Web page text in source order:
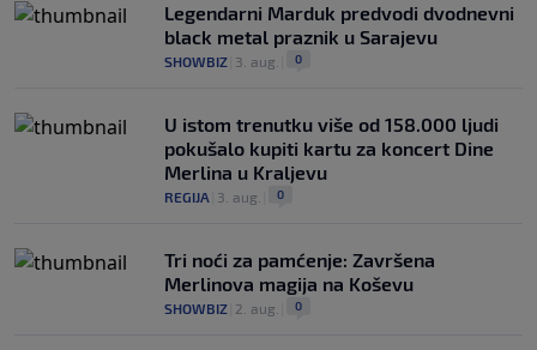
Legendarni Marduk predvodi dvodnevni
black metal praznik u Sarajevu
SHOWBIZ 3. aug. 0
U istom trenutku više od 158.000 ljudi
pokušalo kupiti kartu za koncert Dine
Merlina u Kraljevu
REGIJA 3. aug. 0
Tri noći za pamćenje: Završena
Merlinova magija na Koševu
SHOWBIZ 2. aug. 0